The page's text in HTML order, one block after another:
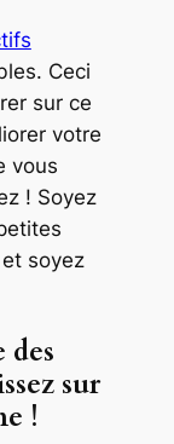
Ceci
sur ce
votre
vous
! Soyez
soyez
des
sur
!